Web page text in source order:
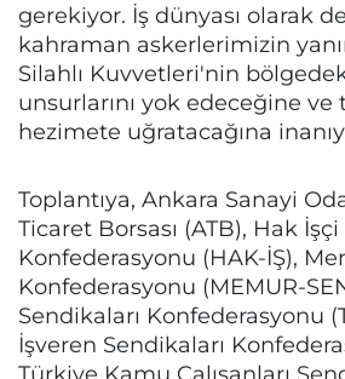
gerekiyor. İş dünyası olarak
kahraman askerlerimizin
Silahlı Kuvvetleri'nin
unsurlarını yok edeceğine
hezimete uğratacağına
Toplantıya, Ankara Sanayi
Ticaret Borsası (ATB), Hak İşçi
Konfederasyonu (HAK-İŞ),
Konfederasyonu (MEMUR-
Sendikaları Konfederasyonu
İşveren Sendikaları
Türkiye Kamu Çalışanları